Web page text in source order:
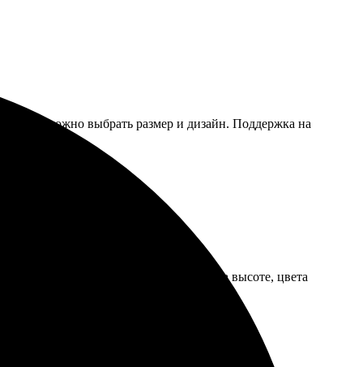
можно выбрать размер и дизайн. Поддержка на
опыта справилась. Качество печати на высоте, цвета